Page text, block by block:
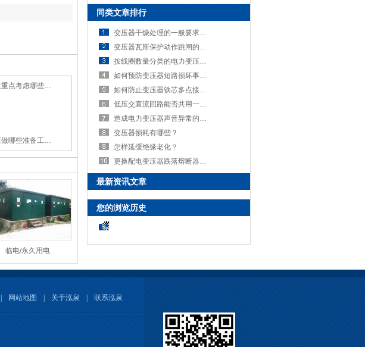
变压器瓦斯保护动作跳闸的原因，应重点考虑哪些因素？
更换配电变压器跌落熔断器熔丝时应做哪些准备工作？注意些什么？
临电/永久用电
同类文章排行
变压器干燥处理的一般要求是什么？
变压器瓦斯保护动作跳闸的原因，应重点考虑哪些因素？
按线圈数量分类的电力变压器有哪几种呢？
如何预防变压器短路损坏事故？
如何防止变压器铁芯多点接地和短路故障？
低压交直流回路能否共用一条电缆？
造成电力变压器声音异常的原因是什么？
变压器损耗有哪些？
怎样延缓绝缘老化？
更换配电变压器跌落熔断器熔丝时应做哪些准备工作？注意些什么？
最新资讯文章
您的浏览历史
网站地图 关于泓泉 联系泓泉